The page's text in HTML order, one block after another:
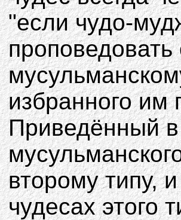
"если чудо-
избранного им
Приведённый
второму типу,
чудесах этого